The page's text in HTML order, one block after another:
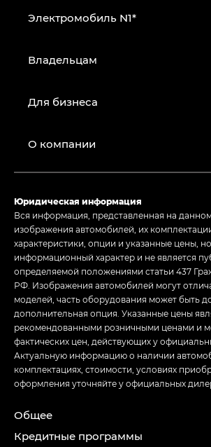
Электромобиль N1*
Владельцам
Для бизнеса
О компании
Юридическая информация
Вся информация, представленная на
изображения автомобилей, их
характеристики, опции и указанные цены,
информационный характер и не является
определяемой положениями статьи 437
РФ. Изображения автомобилей могут
моделей, часть оборудования может быть
дополнительная опция. Указанные цены
рекомендованными розничными ценами и
фактических цен, действующих у
Актуальную информацию о наличии
комплектациях, стоимости, условиях
оформления уточняйте у официальных
Общее
Кредитные программы